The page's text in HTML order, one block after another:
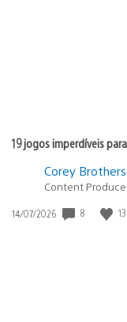
19 jogos imperdíveis
Corey
Content
Data
14/07/2026 8 13